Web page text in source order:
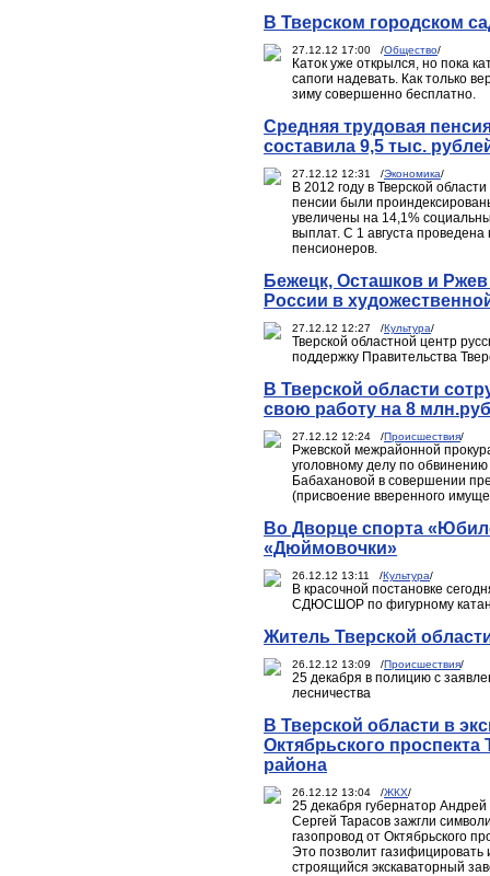
В Тверском городском
27.12.12 17:00 /Общество/
Каток уже открылся, но пока
сапоги надевать. Как только
зиму совершенно бесплатно.
Средняя трудовая
составила 9,5 тыс.
27.12.12 12:31 /Экономика/
В 2012 году в Тверской
пенсии были
увеличены на 14,1%
выплат. С 1 августа
пенсионеров.
Бежецк, Осташков и
России в
27.12.12 12:27 /Культура/
Тверской областной центр
поддержку Правительства
В Тверской области
свою работу на 8
27.12.12 12:24 /Происшествия/
Ржевской межрайонной
уголовному делу по
Бабахановой в совершении
(присвоение вверенного
Во Дворце спорта
«Дюймовочки»
26.12.12 13:11 /Культура/
В красочной постановке
СДЮСШОР по фигурному
Житель Тверской
26.12.12 13:09 /Происшествия/
25 декабря в полицию с
лесничества
В Тверской области в
Октябрьского
района
26.12.12 13:04 /ЖКХ/
25 декабря губернатор
Сергей Тарасов зажгли
газопровод от Октябрьского
Это позволит газифицировать
строящийся экскаваторный